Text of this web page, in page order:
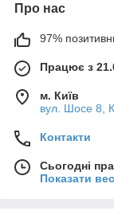
Про нас
97%
Працює з
м. Київ
вул. Шосе 8,
Контакти
Сьогодні
Показати